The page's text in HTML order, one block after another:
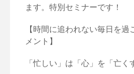
ます。特別セミナーです！
【時間に追われない毎日を過
メント】
「忙しい」は「心」を「亡く